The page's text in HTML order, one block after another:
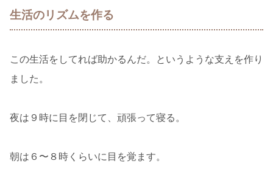
生活のリズムを作る
この生活をしてれば助かるんだ。というような支えを作り
ました。
夜は９時に目を閉じて、頑張って寝る。
朝は６〜８時くらいに目を覚ます。